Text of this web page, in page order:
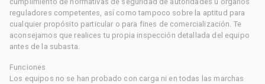
reguladores competentes, así como tampoco sobre la aptitud para
cualquier propósito particular o para fines de comercialización. Te
aconsejamos que realices tu propia inspección detallada del equipo
antes de la subasta.
Funciones
Los equipos no se han probado con carga ni en todas las marchas